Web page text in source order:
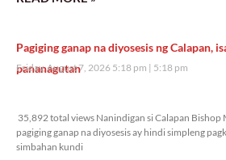
Pagiging ganap na diyosesis ng Calapan,
pananagutan
Friday, August 7, 2026 5:18 pm 5:18 pm
35,892 total views Nanindigan si Calapan Bishop
pagiging ganap na diyosesis ay hindi simpleng
simbahan kundi